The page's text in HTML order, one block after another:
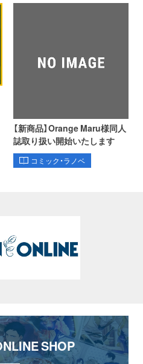
【新商品】Orange Maru様同人
誌取り扱い開始いたします
コミック・ラノベ
SHOP